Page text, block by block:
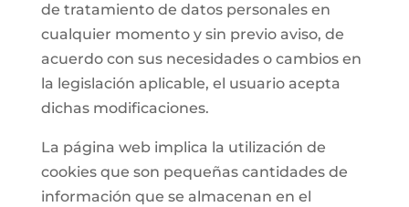
de tratamiento de datos personales en
cualquier momento y sin previo aviso, de
acuerdo con sus necesidades o cambios en
la legislación aplicable, el usuario acepta
dichas modificaciones.
La página web implica la utilización de
cookies que son pequeñas cantidades de
información que se almacenan en el